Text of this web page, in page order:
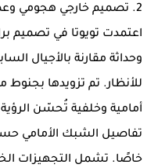
2. تصميم خارجي هجومي وعصري
وحداثة مقارنة بالأجيال
أمامية وخلفية تُحسّن
تفاصيل الشبك الأمامي
خاصًا. تشمل التجهيزات